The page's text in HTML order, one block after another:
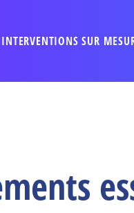
SUR